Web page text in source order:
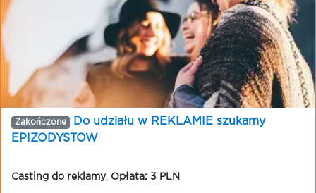
Zakończone
Do udziału w REKLAMIE szukamy
EPIZODYSTOW
Casting do reklamy, Opłata: 3 PLN